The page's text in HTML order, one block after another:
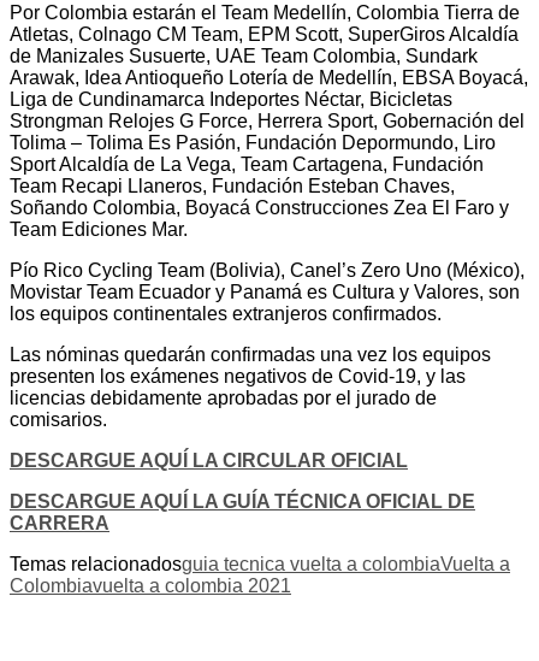
Por Colombia estarán el Team Medellín, Colombia Tierra de
Atletas, Colnago CM Team, EPM Scott, SuperGiros Alcaldía
de Manizales Susuerte, UAE Team Colombia, Sundark
Arawak, Idea Antioqueño Lotería de Medellín, EBSA Boyacá,
Liga de Cundinamarca Indeportes Néctar, Bicicletas
Strongman Relojes G Force, Herrera Sport, Gobernación del
Tolima – Tolima Es Pasión, Fundación Depormundo, Liro
Sport Alcaldía de La Vega, Team Cartagena, Fundación
Team Recapi Llaneros, Fundación Esteban Chaves,
Soñando Colombia, Boyacá Construcciones Zea El Faro y
Team Ediciones Mar.
Pío Rico Cycling Team (Bolivia), Canel’s Zero Uno (México),
Movistar Team Ecuador y Panamá es Cultura y Valores, son
los equipos continentales extranjeros confirmados.
Las nóminas quedarán confirmadas una vez los equipos
presenten los exámenes negativos de Covid-19, y las
licencias debidamente aprobadas por el jurado de
comisarios.
DESCARGUE AQUÍ LA CIRCULAR OFICIAL
DESCARGUE AQUÍ LA GUÍA TÉCNICA OFICIAL DE
CARRERA
Temas relacionadosguia tecnica vuelta a colombiaVuelta a
Colombiavuelta a colombia 2021